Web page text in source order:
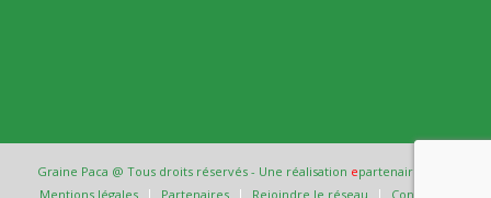
Graine Paca @ Tous droits réservés - Une réalisation epartenaire
Mentions légales
Partenaires Rejoindre le réseau Contact